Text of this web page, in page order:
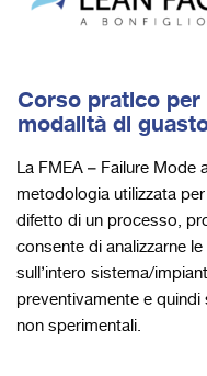
Corso pratico
modalità di
La FMEA – Failure Mode
metodologia utilizzata
difetto di un processo,
consente di analizzarne
sull’intero sistema/
preventivamente e
non sperimentali.